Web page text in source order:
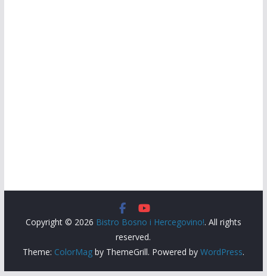
Copyright © 2026 Bistro Bosno i Hercegovino!. All rights
reserved.
Theme: ColorMagby ThemeGrill. Powered by WordPress.